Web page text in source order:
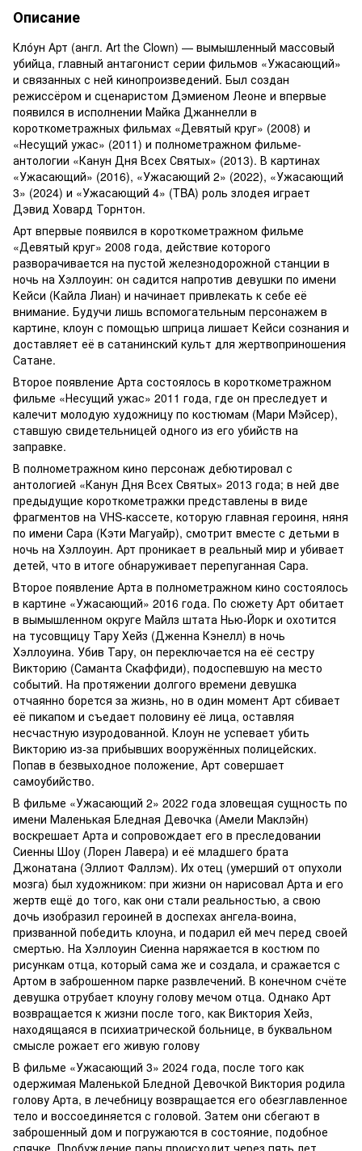
Описание
Кло́ун Арт (англ. Art the Clown) — вымышленный массовый
убийца, главный антагонист серии фильмов «Ужасающий»
и связанных с ней кинопроизведений. Был создан
режиссёром и сценаристом Дэмиеном Леоне и впервые
появился в исполнении Майка Джаннелли в
короткометражных фильмах «Девятый круг» (2008) и
«Несущий ужас» (2011) и полнометражном фильме-
антологии «Канун Дня Всех Святых» (2013). В картинах
«Ужасающий» (2016), «Ужасающий 2» (2022), «Ужасающий
3» (2024) и «Ужасающий 4» (TBA) роль злодея играет
Дэвид Ховард Торнтон.
Арт впервые появился в короткометражном фильме
«Девятый круг» 2008 года, действие которого
разворачивается на пустой железнодорожной станции в
ночь на Хэллоуин: он садится напротив девушки по имени
Кейси (Кайла Лиан) и начинает привлекать к себе её
внимание. Будучи лишь вспомогательным персонажем в
картине, клоун с помощью шприца лишает Кейси сознания и
доставляет её в сатанинский культ для жертвоприношения
Сатане.
Второе появление Арта состоялось в короткометражном
фильме «Несущий ужас» 2011 года, где он преследует и
калечит молодую художницу по костюмам (Мари Мэйсер),
ставшую свидетельницей одного из его убийств на
заправке.
В полнометражном кино персонаж дебютировал с
антологией «Канун Дня Всех Святых» 2013 года; в ней две
предыдущие короткометражки представлены в виде
фрагментов на VHS-кассете, которую главная героиня, няня
по имени Сара (Кэти Магуайр), смотрит вместе с детьми в
ночь на Хэллоуин. Арт проникает в реальный мир и убивает
детей, что в итоге обнаруживает перепуганная Сара.
Второе появление Арта в полнометражном кино состоялось
в картине «Ужасающий» 2016 года. По сюжету Арт обитает
в вымышленном округе Майлз штата Нью-Йорк и охотится
на тусовщицу Тару Хейз (Дженна Кэнелл) в ночь
Хэллоуина. Убив Тару, он переключается на её сестру
Викторию (Саманта Скаффиди), подоспевшую на место
событий. На протяжении долгого времени девушка
отчаянно борется за жизнь, но в один момент Арт сбивает
её пикапом и съедает половину её лица, оставляя
несчастную изуродованной. Клоун не успевает убить
Викторию из-за прибывших вооружённых полицейских.
Попав в безвыходное положение, Арт совершает
самоубийство.
В фильме «Ужасающий 2» 2022 года зловещая сущность по
имени Маленькая Бледная Девочка (Амели Маклэйн)
воскрешает Арта и сопровождает его в преследовании
Сиенны Шоу (Лорен Лавера) и её младшего брата
Джонатана (Эллиот Фаллэм). Их отец (умерший от опухоли
мозга) был художником: при жизни он нарисовал Арта и его
жертв ещё до того, как они стали реальностью, а свою
дочь изобразил героиней в доспехах ангела-воина,
призванной победить клоуна, и подарил ей меч перед своей
смертью. На Хэллоуин Сиенна наряжается в костюм по
рисункам отца, который сама же и создала, и сражается с
Артом в заброшенном парке развлечений. В конечном счёте
девушка отрубает клоуну голову мечом отца. Однако Арт
возвращается к жизни после того, как Виктория Хейз,
находящаяся в психиатрической больнице, в буквальном
смысле рожает его живую голову
В фильме «Ужасающий 3» 2024 года, после того как
одержимая Маленькой Бледной Девочкой Виктория родила
голову Арта, в лечебницу возвращается его обезглавленное
тело и воссоединяется с головой. Затем они сбегают в
заброшенный дом и погружаются в состояние, подобное
спячке. Пробуждение пары происходит через пять лет,